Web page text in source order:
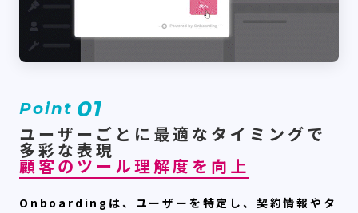
Point 01
ユーザーごとに最適なタイミングで
多彩な表現
顧客のツール理解度を向上
Onboardingは、ユーザーを特定し、契約情報やタ